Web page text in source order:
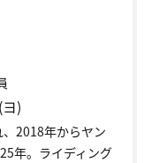
)
2018年からヤン
年。ライディング